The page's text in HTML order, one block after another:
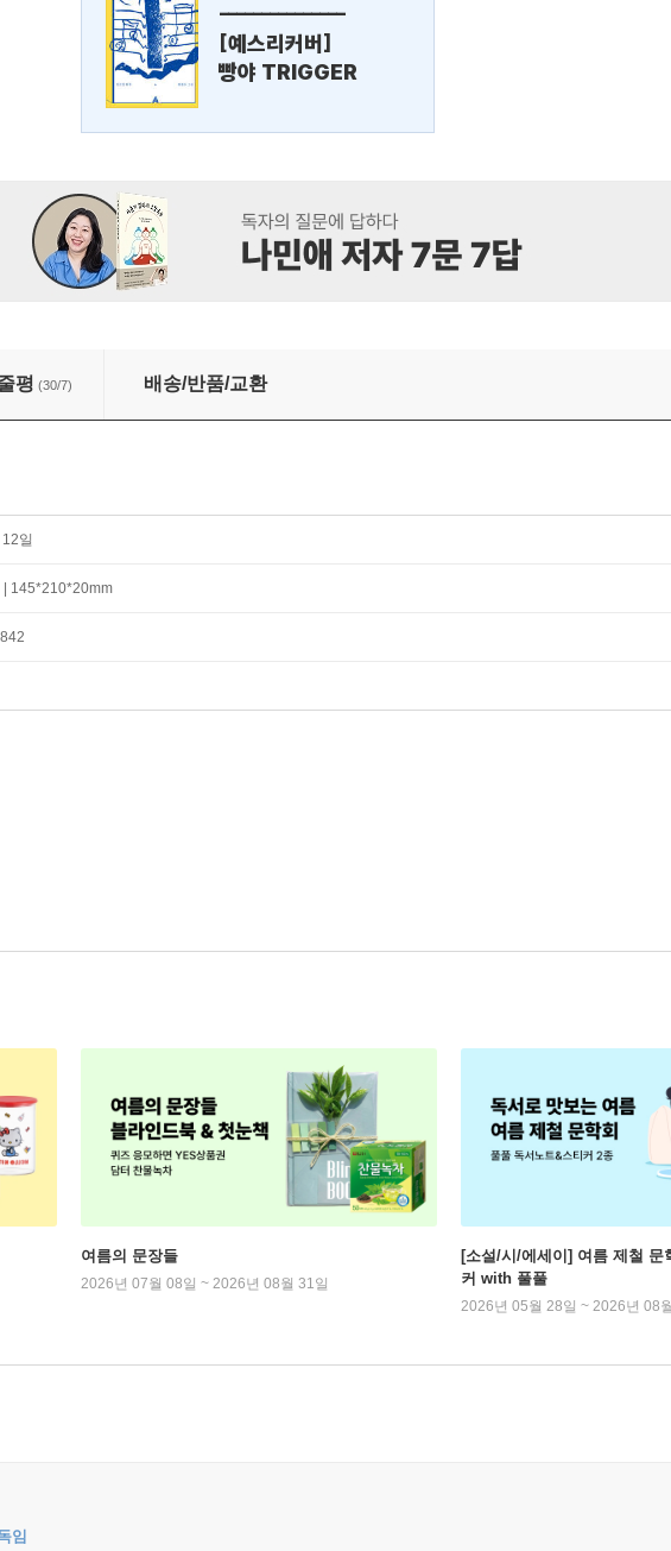
---------------
[예스리커버]
빵야 TRIGGER
평 (30/7) 배송/반품/교환
일
145*210*20mm
여름의 문장들
2026년 07월 08일 ~ 2026년 08월 31일
[소설/시/에세이] 여름 제철 문
커 with 풀풀
2026년 05월 28일 ~ 2026년 08
임